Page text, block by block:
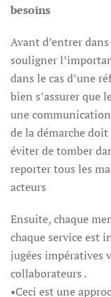
besoins
Avant d’entrer
souligner
dans le cas d’une
bien s’assurer que
une
de la démarche
éviter de tomber
reporter tous les
acteurs
Ensuite, chaque
chaque service est
jugées impératives
collaborateurs .
•Ceci est une